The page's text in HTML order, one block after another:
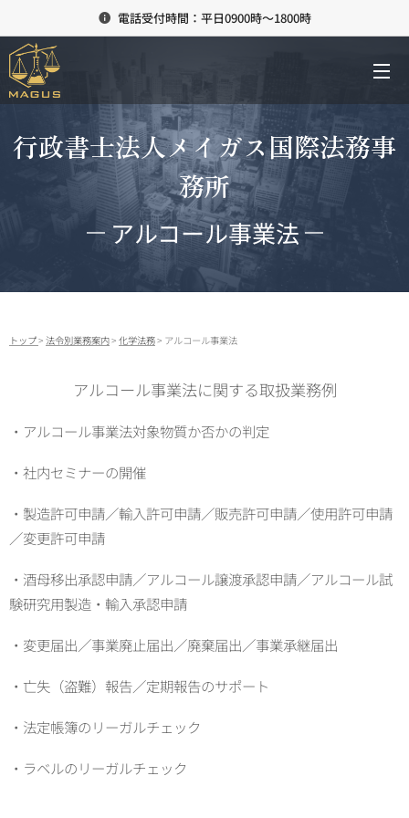
電話受付時間：平日0900時～1800時
行政書士法人メイガス国際法務事
務所
アルコール事業法
トップ> 法令別業務案内> 化学法務> アルコール事業法
アルコール事業法に関する取扱業務例
・アルコール事業法対象物質か否かの判定
・社内セミナーの開催
・製造許可申請／輸入許可申請／販売許可申請／使用許可申請
／変更許可申請
・酒母移出承認申請／アルコール譲渡承認申請／アルコール試
験研究用製造・輸入承認申請
・変更届出／事業廃止届出／廃棄届出／事業承継届出
・亡失（盗難）報告／定期報告のサポート
・法定帳簿のリーガルチェック
・ラベルのリーガルチェック